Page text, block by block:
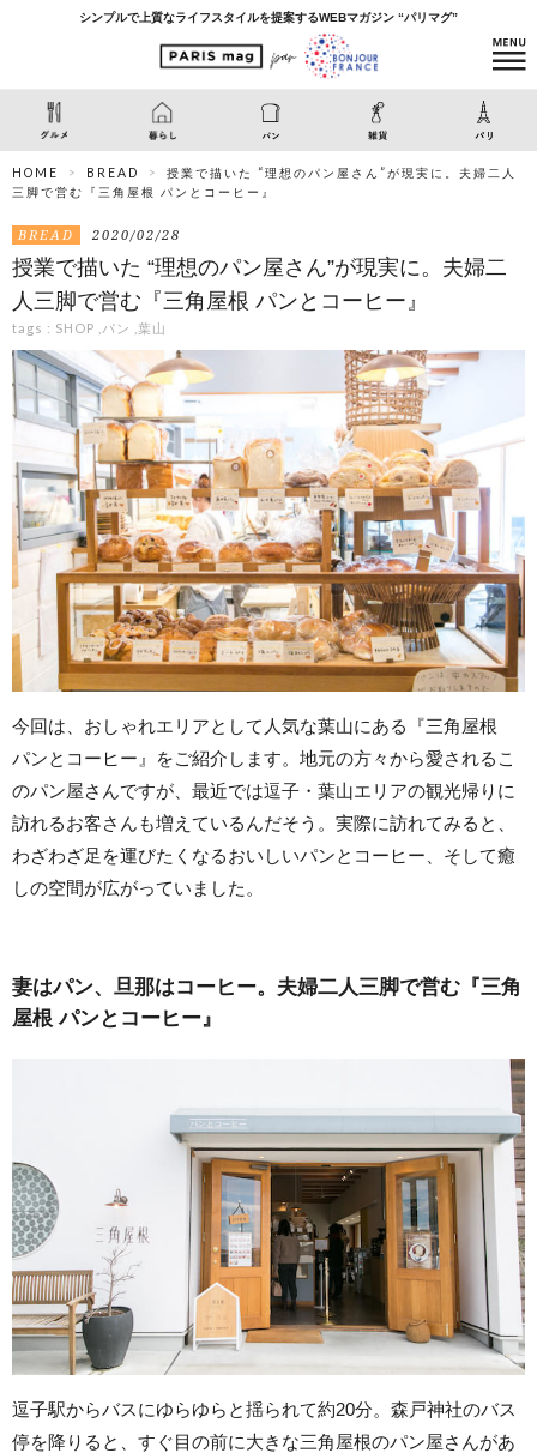
シンプルで上質なライフスタイルを提案するWEBマガジン “パリマグ”
HOME BREAD
授業で描いた “理想のパン屋さん”が現実に。夫婦二人
三脚で営む『三角屋根 パンとコーヒー』
BREAD 2020/02/28
授業で描いた “理想のパン屋さん”が現実に。夫婦二
人三脚で営む『三角屋根 パンとコーヒー』
tags : SHOP パン 葉山
今回は、おしゃれエリアとして人気な葉山にある『三角屋根
パンとコーヒー』をご紹介します。地元の方々から愛されるこ
のパン屋さんですが、最近では逗子・葉山エリアの観光帰りに
訪れるお客さんも増えているんだそう。実際に訪れてみると、
わざわざ足を運びたくなるおいしいパンとコーヒー、そして癒
しの空間が広がっていました。
妻はパン、旦那はコーヒー。夫婦二人三脚で営む『三角
屋根 パンとコーヒー』
逗子駅からバスにゆらゆらと揺られて約20分。森戸神社のバス
停を降りると、すぐ目の前に大きな三角屋根のパン屋さんがあ